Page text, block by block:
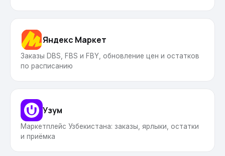
Запись на демо
Яндекс Маркет
Заказы DBS, FBS и FBY, обновление цен и остатков
по расписанию
Узум
Маркетплейс Узбекистана: заказы, ярлыки, остатки
и приёмка